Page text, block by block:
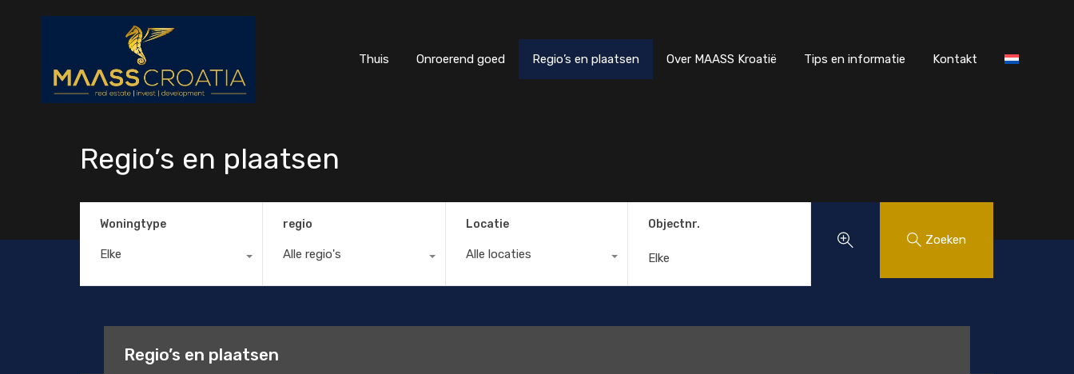
Thuis Onroerend goed Regio’s en plaatsen Over MAASS Kroatië Tips en informatie Kontakt
Regio’s en plaatsen
Woningtype
Elke
regio
Alle regio's
Locatie
Alle locaties
Objectnr.
Zoeken
Regio’s en plaatsen